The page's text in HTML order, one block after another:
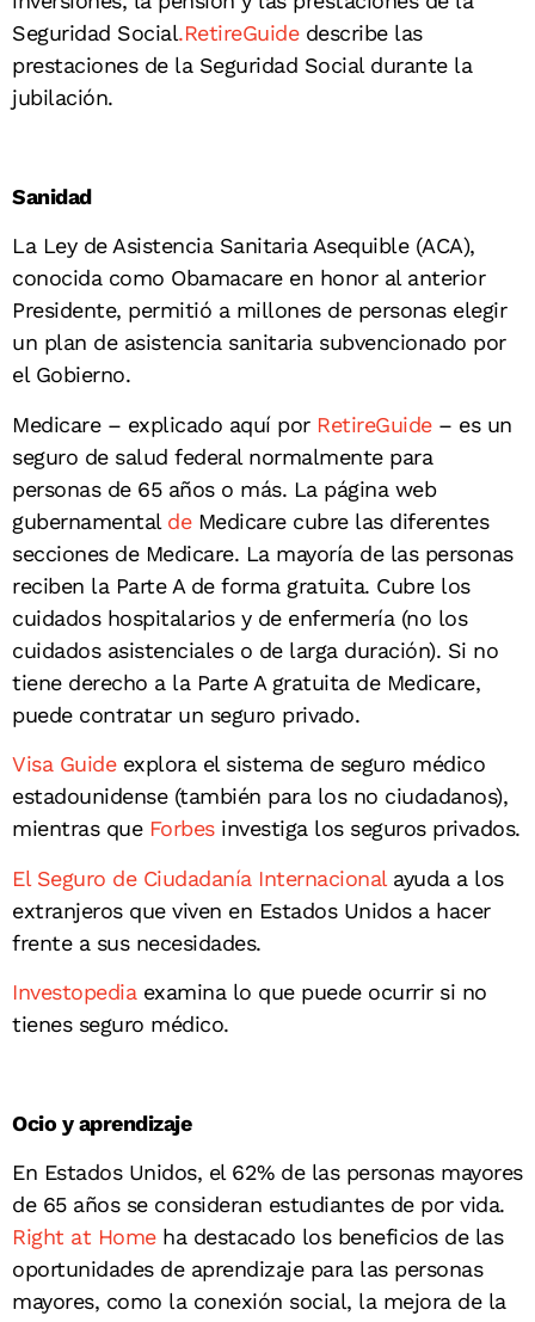
Seguridad Social.RetireGuidedescribe las
prestaciones de la Seguridad Social durante la
jubilación.
Sanidad
La Ley de Asistencia Sanitaria Asequible (ACA),
conocida como Obamacare en honor al anterior
Presidente, permitió a millones de personas elegir
un plan de asistencia sanitaria subvencionado por
el Gobierno.
Medicare – explicado aquí porRetireGuide– es un
seguro de salud federal normalmente para
personas de 65 años o más. La página web
gubernamentaldeMedicare cubre las diferentes
secciones de Medicare. La mayoría de las personas
reciben la Parte A de forma gratuita. Cubre los
cuidados hospitalarios y de enfermería (no los
cuidados asistenciales o de larga duración). Si no
tiene derecho a la Parte A gratuita de Medicare,
puede contratar un seguro privado.
Visa Guideexplora el sistema de seguro médico
estadounidense (también para los no ciudadanos),
mientras queForbesinvestiga los seguros privados.
El Seguro de Ciudadanía Internacionalayuda a los
extranjeros que viven en Estados Unidos a hacer
frente a sus necesidades.
Investopedia examina lo que puede ocurrir si no
tienes seguro médico.
Ocio y aprendizaje
En Estados Unidos, el 62% de las personas mayores
de 65 años se consideran estudiantes de por vida.
Right at Homeha destacado los beneficios de las
oportunidades de aprendizaje para las personas
mayores, como la conexión social, la mejora de la